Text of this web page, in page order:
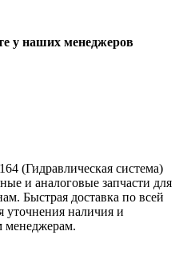
у наших менеджеров
(Гидравлическая система)
и аналоговые запчасти для
Быстрая доставка по всей
уточнения наличия и
менеджерам.